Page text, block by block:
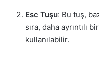
Esc Tuşu: Bu tuş,
sıra, daha ayrıntılı
kullanılabilir.